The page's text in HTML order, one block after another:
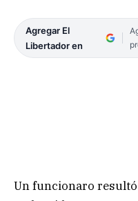
Agregar El
Libertador en
Un funcionaro